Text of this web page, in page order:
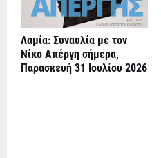
Λαμία: Συναυλία με τον
Νίκο Απέργη σήμερα,
Παρασκευή 31 Ιουλίου 2026